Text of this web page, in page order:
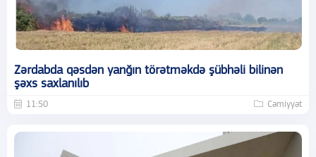
Zərdabda qəsdən yanğın törətməkdə şübhəli bilinən
şəxs saxlanılıb
11:50 Cəmiyyət